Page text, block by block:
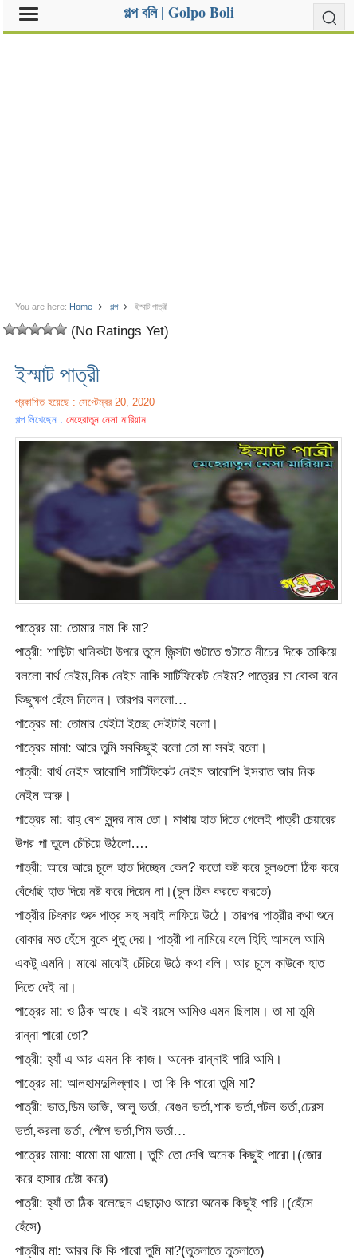
গল্প বলি | Golpo Boli
You are here: Home গল্প ইস্মাট পাত্রী
(No Ratings Yet)
ইস্মাট পাত্রী
প্রকাশিত হয়েছে : সেপ্টেম্বর 20, 2020
গল্প লিখেছেন :মেহেরাতুন নেসা মারিয়াম
পাত্রের মা: তোমার নাম কি মা?
পাত্রী: শাড়িটা খানিকটা উপরে তুলে জিন্সটা গুটাতে গুটাতে নীচের দিকে তাকিয়ে
বললো বার্থ নেইম,নিক নেইম নাকি সার্টিফিকেট নেইম? পাত্রের মা বোকা বনে
কিছুক্ষণ হেঁসে নিলেন। তারপর বললো…
পাত্রের মা: তোমার যেইটা ইচ্ছে সেইটাই বলো।
পাত্রের মামা: আরে তুমি সবকিছুই বলো তো মা সবই বলো।
পাত্রী: বার্থ নেইম আরোশি সার্টিফিকেট নেইম আরোশি ইসরাত আর নিক
নেইম আরু।
পাত্রের মা: বাহ্ বেশ সুন্দর নাম তো। মাথায় হাত দিতে গেলেই পাত্রী চেয়ারের
উপর পা তুলে চেঁচিয়ে উঠলো….
পাত্রী: আরে আরে চুলে হাত দিচ্ছেন কেন? কতো কষ্ট করে চুলগুলো ঠিক করে
বেঁধেছি হাত দিয়ে নষ্ট করে দিয়েন না।(চুল ঠিক করতে করতে)
পাত্রীর চিৎকার শুরু পাত্র সহ সবাই লাফিয়ে উঠে। তারপর পাত্রীর কথা শুনে
বোকার মত হেঁসে বুকে থুতু দেয়। পাত্রী পা নামিয়ে বলে হিহি আসলে আমি
একটু এমনি। মাঝে মাঝেই চেঁচিয়ে উঠে কথা বলি। আর চুলে কাউকে হাত
দিতে দেই না।
পাত্রের মা: ও ঠিক আছে। এই বয়সে আমিও এমন ছিলাম। তা মা তুমি
রান্না পারো তো?
পাত্রী: হ্যাঁ এ আর এমন কি কাজ। অনেক রান্নাই পারি আমি।
পাত্রের মা: আলহামদুলিল্লাহ। তা কি কি পারো তুমি মা?
পাত্রী: ভাত,ডিম ভাজি, আলু ভর্তা, বেগুন ভর্তা,শাক ভর্তা,পটল ভর্তা,ঢেরস
ভর্তা,করলা ভর্তা, পেঁপে ভর্তা,শিম ভর্তা…
পাত্রের মামা: থামো মা থামো। তুমি তো দেখি অনেক কিছুই পারো।(জোর
করে হাসার চেষ্টা করে)
পাত্রী: হ্যাঁ তা ঠিক বলেছেন এছাড়াও আরো অনেক কিছুই পারি।(হেঁসে
হেঁসে)
পাত্রীর মা: আরর কি কি পারো তুমি মা?(তুতলাতে তুতলাতে)